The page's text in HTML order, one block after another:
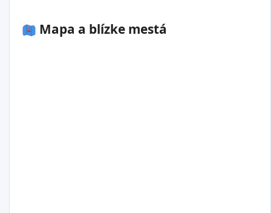
Mapa a blízke mestá